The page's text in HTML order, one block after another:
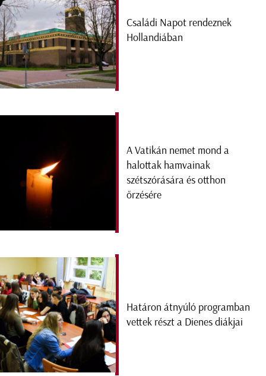
Családi Napot rendeznek
Hollandiában
A Vatikán nemet mond a
halottak hamvainak
szétszórására és otthon
őrzésére
Határon átnyúló programban
vettek részt a Dienes diákjai